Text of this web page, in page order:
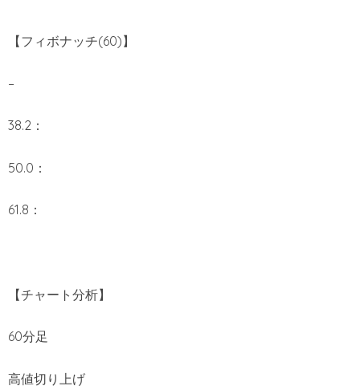
【フィボナッチ(60)】
–
38.2：
50.0：
61.8：
【チャート分析】
60分足
高値切り上げ